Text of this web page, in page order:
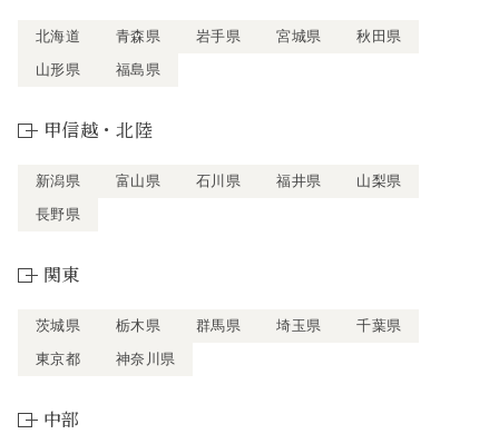
北海道 青森県 岩手県 宮城県
秋田県
山形県
福島県
甲信越・北陸
新潟県 富山県 石川県 福井県
山梨県
長野県
関東
茨城県 栃木県 群馬県 埼玉県
千葉県
東京都
神奈川県
中部